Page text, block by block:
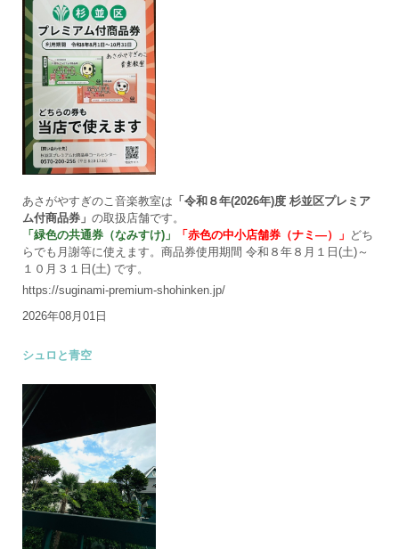
あさがやすぎのこ音楽教室は 「令和８年(2026年)度 杉並区プレミア
ム付商品券」 の取扱店舗です。
「緑色の共通券（なみすけ)」
「赤色の中小店舗券（ナミ―）」 どち
らでも月謝等に使えます。商品券使用期間 令和８年８月１日(土)～
１０月３１日(土) です。
https://suginami-premium-shohinken.jp/
2026年08月01日
シュロと青空